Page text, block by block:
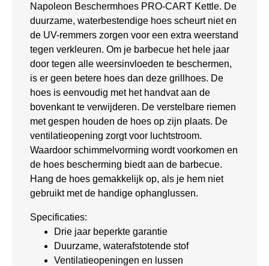
Napoleon Beschermhoes PRO-CART Kettle. De
duurzame, waterbestendige hoes scheurt niet en
de UV-remmers zorgen voor een extra weerstand
tegen verkleuren. Om je barbecue het hele jaar
door tegen alle weersinvloeden te beschermen,
is er geen betere hoes dan deze grillhoes. De
hoes is eenvoudig met het handvat aan de
bovenkant te verwijderen. De verstelbare riemen
met gespen houden de hoes op zijn plaats. De
ventilatieopening zorgt voor luchtstroom.
Waardoor schimmelvorming wordt voorkomen en
de hoes bescherming biedt aan de barbecue.
Hang de hoes gemakkelijk op, als je hem niet
gebruikt met de handige ophanglussen.
Specificaties:
Drie jaar beperkte garantie
Duurzame, waterafstotende stof
Ventilatieopeningen en lussen